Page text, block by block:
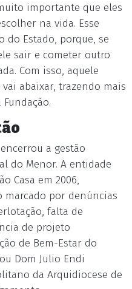
importante que eles
na vida. Esse
do Estado, porque, se
sair e cometer outro
Com isso, aquele
abaixar, trazendo mais
a gestão
do Menor. A entidade
Casa em 2006,
marcado por denúncias
falta de
de projeto
de Bem-Estar do
Dom Julio Endi
da Arquidiocese de